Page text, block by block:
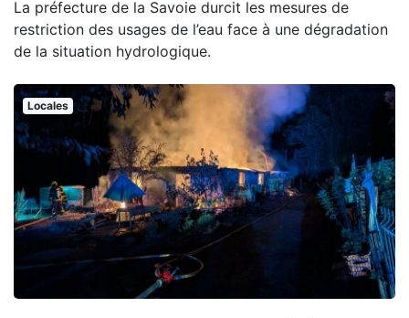
La préfecture de la Savoie durcit les mesures de
restriction des usages de l’eau face à une dégradation
de la situation hydrologique.
Locales